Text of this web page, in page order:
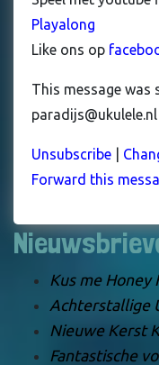
Playalong
Like ons op
This message was
paradijs@ukulele.nl
Unsubscribe
Forward this
Kus me Honey
Achterstallige
Nieuwe Kerst
Fantastische